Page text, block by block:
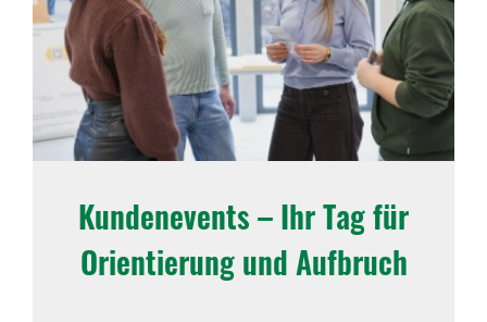
Kunden­e­vents – Ihr Tag für
Orien­tie­rung und Aufbruch